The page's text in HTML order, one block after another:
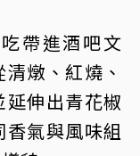
帶進酒吧文
燉、紅燒、
伸出青花椒
氣與風味組